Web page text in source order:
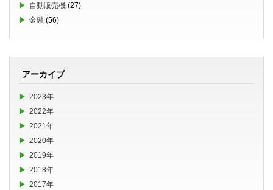
自動販売機 (27)
金融 (56)
アーカイブ
2023年
2022年
2021年
2020年
2019年
2018年
2017年